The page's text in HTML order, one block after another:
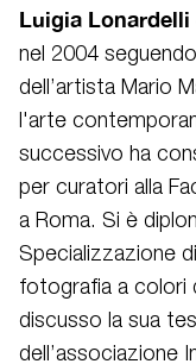
Luigia Lonardelli
nel 2004
dell’artista Mario
l'arte
successivo ha
per curatori alla
a Roma. Si è
Specializzazione
fotografia a colori
discusso la sua
dell’associazione